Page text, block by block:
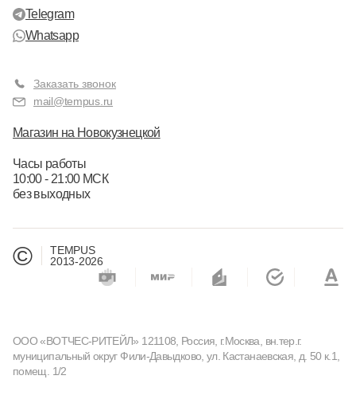
Telegram
Whatsapp
Заказать звонок
mail@tempus.ru
Магазин на Новокузнецкой
Часы работы
10:00 - 21:00 МСК
без выходных
©
TEMPUS
2013-2026
ООО «ВОТЧЕС-РИТЕЙЛ» 121108, Россия, г.Москва, вн.тер.г.
муниципальный округ Фили-Давыдково, ул. Кастанаевская, д. 50 к.1,
помещ. 1/2